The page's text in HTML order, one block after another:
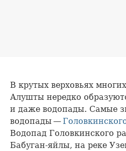
В крутых верховьях
Алушты нередко
и даже водопады. Самые
водопады —
Водопад Головкинского
Бабуган-яйлы, на реке